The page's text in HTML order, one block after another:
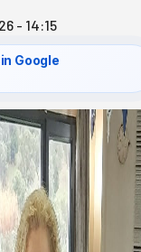
- 14:15
Google